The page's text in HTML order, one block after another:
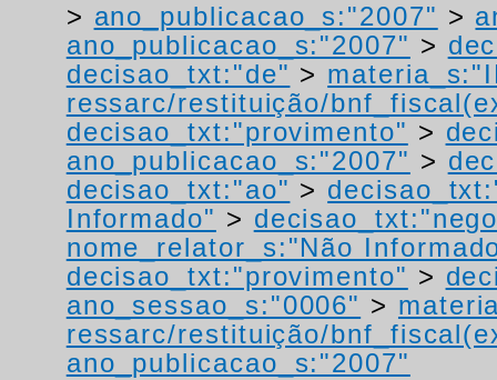
> ano_publicacao_s:"2007" >
ano_publicacao_s:"2007" >
decisao_txt:"de" >
ressarc/restituição/
decisao_txt:"provimento" >
ano_publicacao_s:"2007" >
decisao_txt:"ao" >
Informado" >
nome_relator_s:"Não
decisao_txt:"provimento" >
ano_sessao_s:"0006" >
ressarc/restituição/
ano_publicacao_s:"2007"